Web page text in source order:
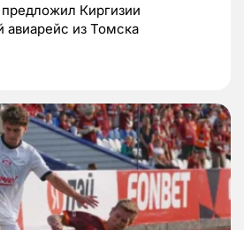
Киргизии
авиарейс из Томска